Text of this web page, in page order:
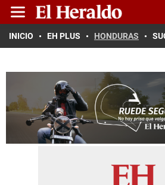
INICIO EH PLUS HONDURAS